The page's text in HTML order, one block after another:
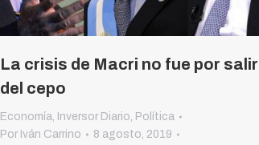
La crisis de Macri no fue por salir
del cepo
Economía, Inversor Diario, Política
Por Iván Carrino
8 agosto, 2019